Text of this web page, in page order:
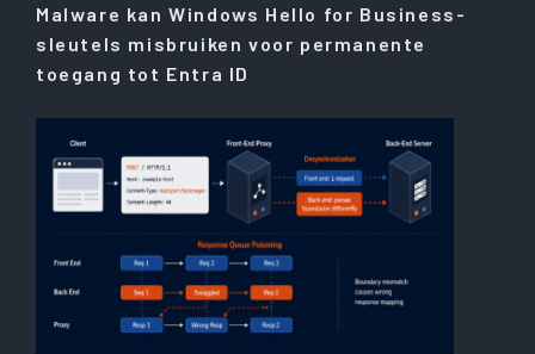
Malware kan Windows Hello for Business-
sleutels misbruiken voor permanente
toegang tot Entra ID